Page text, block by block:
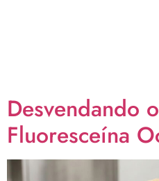
Desvendando
Fluoresceína